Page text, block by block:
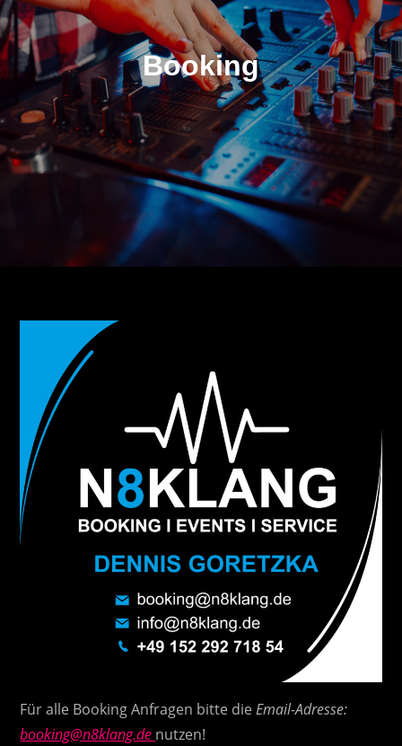
Booking
Für alle Booking Anfragen bitte dieEmail-Adresse:
booking@n8klang.de nutzen!